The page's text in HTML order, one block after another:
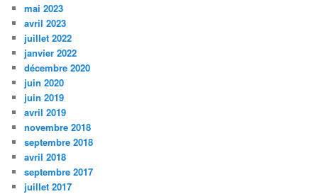
r
c
h
e
mai 2023
avril 2023
juillet 2022
janvier 2022
décembre 2020
juin 2020
juin 2019
avril 2019
novembre 2018
septembre 2018
avril 2018
septembre 2017
juillet 2017